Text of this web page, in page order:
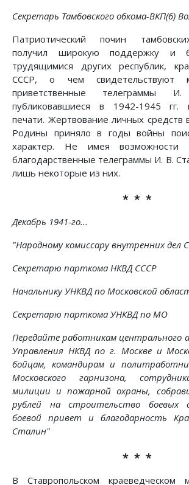
Секретарь Тамбовского обкома-ВКП(б)
Патриотический почин
получил широкую поддержку и
трудящимися других республик,
СССР, о чем свидетельствуют
приветственные телеграммы
публиковавшиеся в 1942-1945 гг.
печати. Жертвование личных
Родины приняло в годы войны
характер. Не имея возможности
благодарственные телеграммы И. В.
лишь некоторые из них.
* * *
Декабрь 1941-го...
"Народному комиссару внутренних дел
Секретарю парткома НКВД СССР
Начальнику УНКВД по Московской
Секретарю парткома УНКВД по МО
Передайте работникам центрального
Управления НКВД по г. Москве и
бойцам, командирам и
Московского гарнизона,
милиции и пожарной охраны,
рублей на строительство боевых
боевой привет и благодарность
Сталин"
* * *
В Ставропольском краеведческом